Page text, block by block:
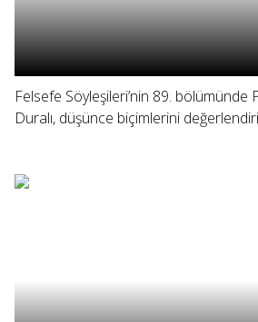
Felsefe Söyleşileri’nin 89. bölümünde
Duralı, düşünce biçimlerini